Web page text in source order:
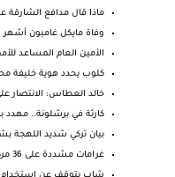
ماذا قال مدافع الشارقة
وفاة مايكل غامبون
الأمين العام المساعد
كلوب يحدد هوية خليفة
خالد العطاس: الانتصار
كارثة في برشلونة.. مهدد
بيان تركي شديد اللهجة
غرامات مشددة على 36 مركبة حجزتها شرطة دبي خلال يومين